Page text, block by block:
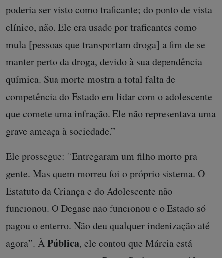
poderia ser visto como traficante; do ponto de vista
clínico, não. Ele era usado por traficantes como
mula [pessoas que transportam droga] a fim de se
manter perto da droga, devido à sua dependência
química. Sua morte mostra a total falta de
competência do Estado em lidar com o adolescente
que comete uma infração. Ele não representava uma
grave ameaça à sociedade.”
Ele prossegue: “Entregaram um filho morto pra
gente. Mas quem morreu foi o próprio sistema. O
Estatuto da Criança e do Adolescente não
funcionou. O Degase não funcionou e o Estado só
pagou o enterro. Não deu qualquer indenização até
agora”. ÀPública, ele contou que Márcia está